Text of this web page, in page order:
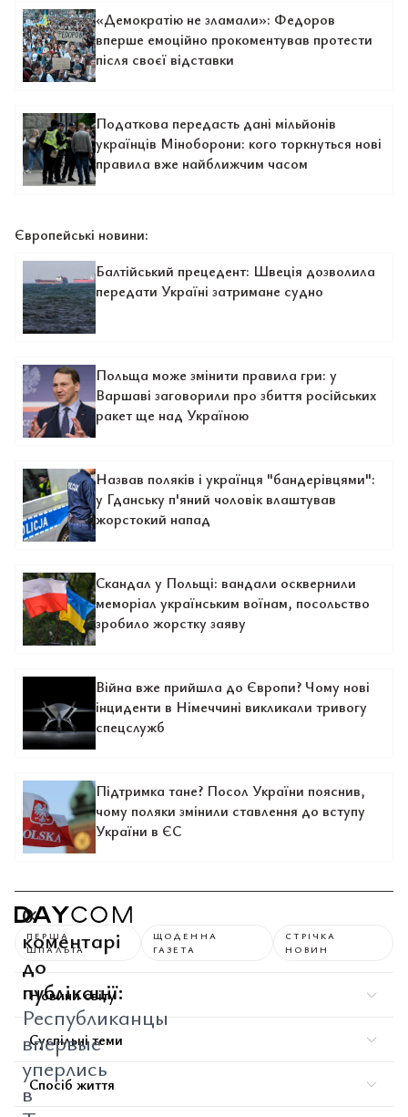
«Демократію не зламали»: Федоров
вперше емоційно прокоментував протести
після своєї відставки
Податкова передасть дані мільйонів
українців Міноборони: кого торкнуться нові
правила вже найближчим часом
Європейські новини:
Балтійський прецедент: Швеція дозволила
передати Україні затримане судно
Польща може змінити правила гри: у
Варшаві заговорили про збиття російських
ракет ще над Україною
Назвав поляків і українця "бандерівцями":
у Гданську п'яний чоловік влаштував
жорстокий напад
Скандал у Польщі: вандали осквернили
меморіал українським воїнам, посольство
зробило жорстку заяву
Війна вже прийшла до Європи? Чому нові
інциденти в Німеччині викликали тривогу
спецслужб
Підтримка тане? Посол України пояснив,
чому поляки змінили ставлення до вступу
України в ЄС
0
коментарі
до
публікації:
Республиканцы
впервые
уперлись
в
ПЕРША
ШПАЛЬТА
ЩОДЕННА
ГАЗЕТА
СТРІЧКА
НОВИН
Новини світу
Суспільні теми
Спосіб життя